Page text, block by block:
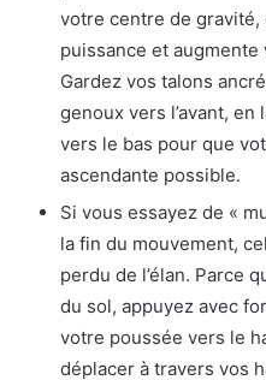
votre centre de
puissance et
Gardez vos talons
genoux vers l’avant,
vers le bas pour que
ascendante possible.
Si vous essayez de «
la fin du mouvement,
perdu de l’élan. Parce
du sol, appuyez avec
votre poussée vers le
déplacer à travers vos